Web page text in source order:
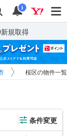
検索 通知
i
規取得
桜区の物件一覧
条件変更